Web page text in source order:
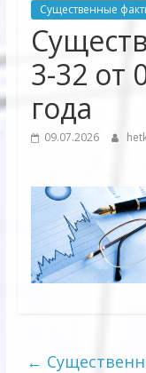
Электрических
сетей"
Существенные
3-32 от
года
09.07.2026
←